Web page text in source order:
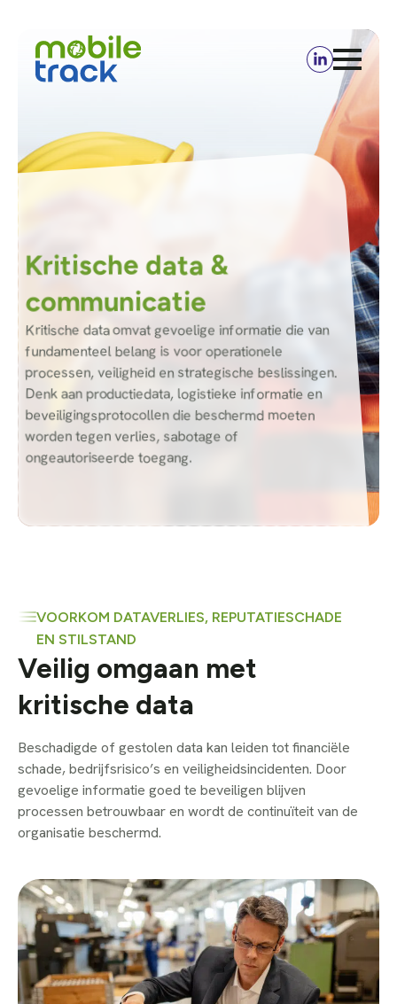
Kritische data &
communicatie
Kritische data omvat gevoelige informatie die van
fundamenteel belang is voor operationele
processen, veiligheid en strategische beslissingen.
Denk aan productiedata, logistieke informatie en
beveiligingsprotocollen die beschermd moeten
worden tegen verlies, sabotage of
ongeautoriseerde toegang.
VOORKOM DATAVERLIES, REPUTATIESCHADE
EN STILSTAND
Veilig omgaan met
kritische data
Beschadigde of gestolen data kan leiden tot financiële
schade, bedrijfsrisico’s en veiligheidsincidenten. Door
gevoelige informatie goed te beveiligen blijven
processen betrouwbaar en wordt de continuïteit van de
organisatie beschermd.